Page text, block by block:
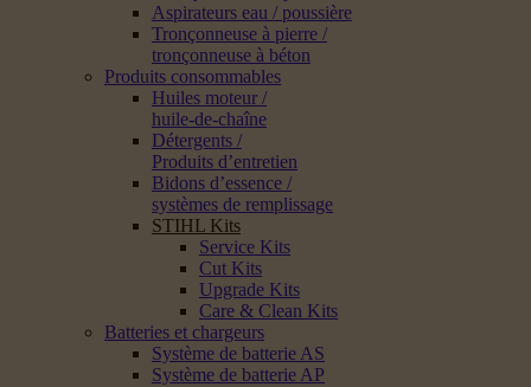
Aspirateurs eau / poussière
Tronçonneuse à pierre /
tronçonneuse à béton
Produits consommables
Huiles moteur /
huile-de-chaîne
Détergents /
Produits d’entretien
Bidons d’essence /
systèmes de remplissage
STIHL Kits
Service Kits
Cut Kits
Upgrade Kits
Care & Clean Kits
Batteries et chargeurs
Système de batterie AS
Système de batterie AP